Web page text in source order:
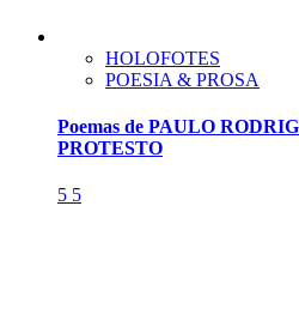
HOLOFOTES
POESIA & PROSA
Poemas de PAULO
PROTESTO
5 5